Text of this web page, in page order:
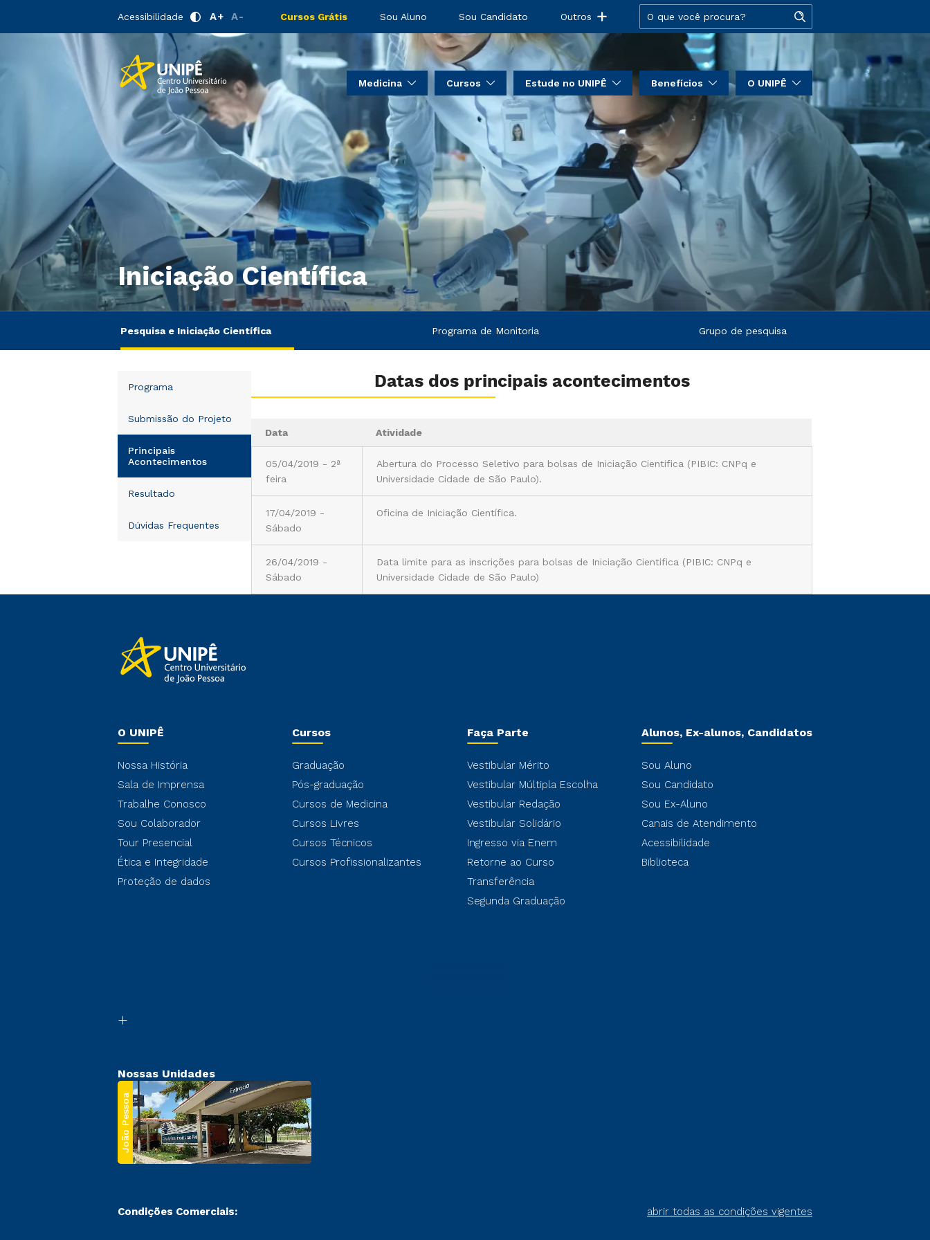
Acessibilidade A+ A- Cursos Grátis Sou Aluno Sou Candidato Outros
Medicina Cursos Estude no UNIPÊ Benefícios O UNIPÊ
Iniciação Científica
Pesquisa e Iniciação Científica Programa de Monitoria Grupo de pesquisa
Programa
Submissão do Projeto
Principais
Acontecimentos
Resultado
Dúvidas Frequentes
Datas dos principais acontecimentos
Data Atividade
05/04/2019 - 2ª
feira
Abertura do Processo Seletivo para bolsas de Iniciação Cientifica (PIBIC: CNPq e
Universidade Cidade de São Paulo).
17/04/2019 -
Sábado
Oficina de Iniciação Científica.
26/04/2019 -
Sábado
Data limite para as inscrições para bolsas de Iniciação Cientifica (PIBIC: CNPq e
Universidade Cidade de São Paulo)
O UNIPÊ
Nossa História
Sala de Imprensa
Trabalhe Conosco
Sou Colaborador
Tour Presencial
Ética e Integridade
Proteção de dados
Cursos
Graduação
Pós-graduação
Cursos de Medicina
Cursos Livres
Cursos Técnicos
Cursos Profissionalizantes
Faça Parte
Vestibular Mérito
Vestibular Múltipla Escolha
Vestibular Redação
Vestibular Solidário
Ingresso via Enem
Retorne ao Curso
Transferência
Segunda Graduação
Alunos, Ex-alunos, Candidatos
Sou Aluno
Sou Candidato
Sou Ex-Aluno
Canais de Atendimento
Acessibilidade
Biblioteca
Nossas Unidades
João Pessoa
Condições Comerciais: abrir todas as condições vigentes